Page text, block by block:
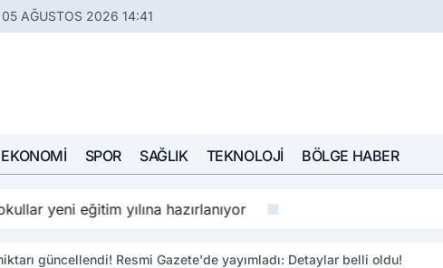
05 AĞUSTOS 2026 14:41
EKONOMI SPOR SAĞLIK TEKNOLOJI BÖLGE HABER
yeni eğitim yılına hazırlanıyor
güncellendi! Resmi Gazete'de yayımladı: Detaylar belli oldu!